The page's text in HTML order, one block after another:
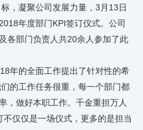
，凝聚公司发展力量，3月13日
年度部门KPI签订仪式。公司
各部门负责人共20余人参加了此
年的全面工作提出了针对性的希
的工作任务很重，每一个部门都
，做好本职工作。千金重担万人
仅仅是一场仪式，更多的是担当